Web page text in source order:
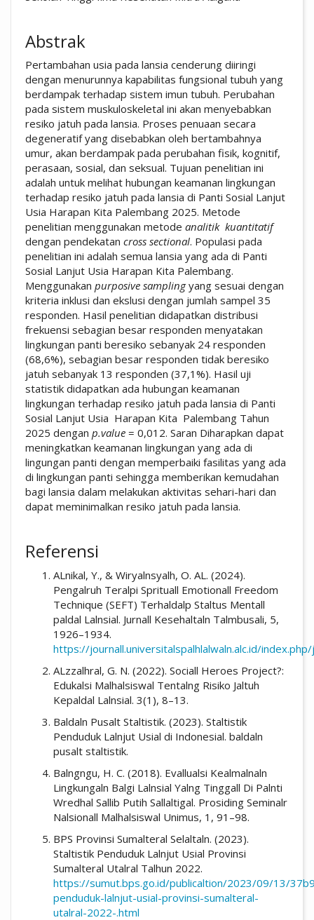
Abstrak
Pertambahan usia pada lansia cenderung diiringi
dengan menurunnya kapabilitas fungsional tubuh yang
berdampak terhadap sistem imun tubuh. Perubahan
pada sistem muskuloskeletal ini akan menyebabkan
resiko jatuh pada lansia. Proses penuaan secara
degeneratif yang disebabkan oleh bertambahnya
umur, akan berdampak pada perubahan fisik, kognitif,
perasaan, sosial, dan seksual. Tujuan penelitian ini
adalah untuk melihat hubungan keamanan lingkungan
terhadap resiko jatuh pada lansia di Panti Sosial Lanjut
Usia Harapan Kita Palembang 2025. Metode
penelitian menggunakan metode analitik kuantitatif
dengan pendekatan cross sectional. Populasi pada
penelitian ini adalah semua lansia yang ada di Panti
Sosial Lanjut Usia Harapan Kita Palembang.
Menggunakan purposive samplingyang sesuai dengan
kriteria inklusi dan ekslusi dengan jumlah sampel 35
responden. Hasil penelitian didapatkan distribusi
frekuensi sebagian besar responden menyatakan
lingkungan panti beresiko sebanyak 24 responden
(68,6%), sebagian besar responden tidak beresiko
jatuh sebanyak 13 responden (37,1%). Hasil uji
statistik didapatkan ada hubungan keamanan
lingkungan terhadap resiko jatuh pada lansia di Panti
Sosial Lanjut Usia Harapan Kita Palembang Tahun
2025 dengan p.value = 0,012. Saran Diharapkan dapat
meningkatkan keamanan lingkungan yang ada di
lingungan panti dengan memperbaiki fasilitas yang ada
di lingkungan panti sehingga memberikan kemudahan
bagi lansia dalam melakukan aktivitas sehari-hari dan
dapat meminimalkan resiko jatuh pada lansia.
Referensi
ALnikal, Y., & Wiryalnsyalh, O. AL. (2024).
Pengalruh Teralpi Sprituall Emotionall Freedom
Technique (SEFT) Terhaldalp Staltus Mentall
paldal Lalnsial. Jurnall Kesehaltaln Talmbusali, 5,
1926–1934.
https://journall.universitalspalhlalwaln.alc.id/
ALzzalhral, G. N. (2022). Sociall Heroes Project?:
Edukalsi Malhalsiswal Tentalng Risiko Jaltuh
Kepaldal Lalnsial. 3(1), 8–13.
Baldaln Pusalt Staltistik. (2023). Staltistik
Penduduk Lalnjut Usial di Indonesial. baldaln
pusalt staltistik.
Balngngu, H. C. (2018). Evallualsi Kealmalnaln
Lingkungaln Balgi Lalnsial Yalng Tinggall Di Palnti
Wredhal Sallib Putih Sallaltigal. Prosiding Seminalr
Nalsionall Malhalsiswal Unimus, 1, 91–98.
BPS Provinsi Sumalteral Selaltaln. (2023).
Staltistik Penduduk Lalnjut Usial Provinsi
Sumalteral Utalral Talhun 2022.
https://sumut.bps.go.id/publicaltion/2023/09/13/
penduduk-lalnjut-usial-provinsi-sumalteral-
utalral-2022-.html